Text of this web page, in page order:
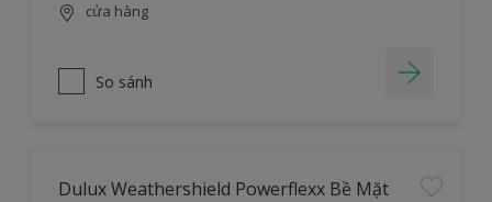
cửa hàng
So sánh
Dulux Weathershield Powerflexx Bề Mặt